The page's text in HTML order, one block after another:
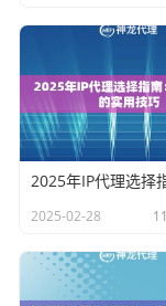
2025-02-28